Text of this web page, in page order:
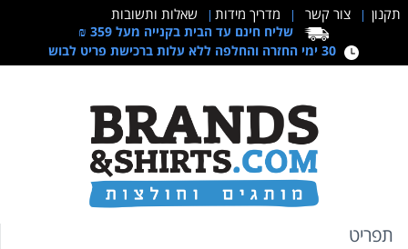
תקנון צור קשר מדריך מידות שאלות ותשובות
שליח חינם עד הבית בקנייה מעל 359 ₪
30 ימי החזרה והחלפה ללא עלות ברכישת פריט לבוש
תפריט